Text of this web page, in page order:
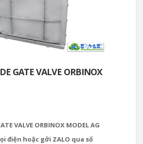
GATE VALVE ORBINOX
VALVE ORBINOX MODEL AG
điện hoặc gởi ZALO qua số